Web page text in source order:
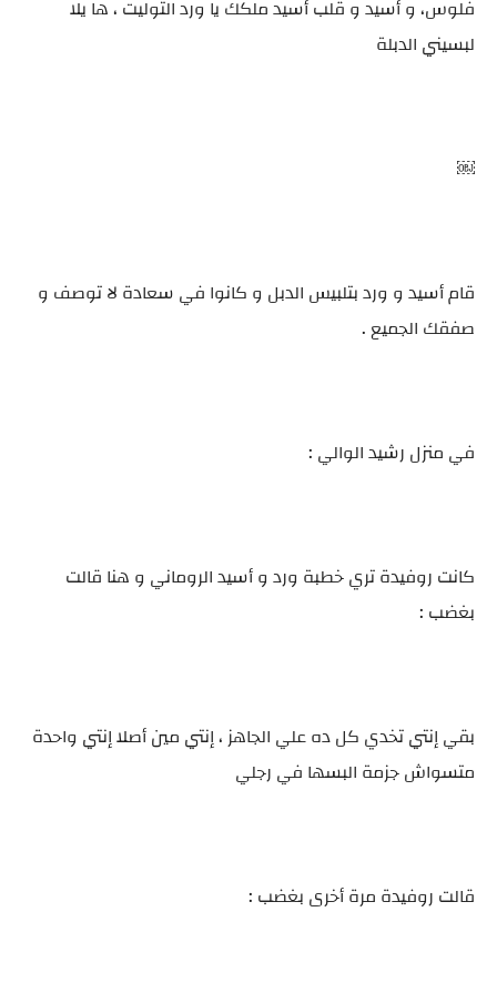
فلوس، و أسيد و قلب أسيد ملكك يا ورد التوليت ، ها يلا
لبسيني الدبلة
￼
قام أسيد و ورد بتلبيس الدبل و كانوا في سعادة لا توصف و
صفقك الجميع .
في منزل رشيد الوالي :
كانت روفيدة تري خطبة ورد و أسيد الروماني و هنا قالت
بغضب :
بقي إنتي تخدي كل ده علي الجاهز ، إنتي مين أصلا إنتي واحدة
متسواش جزمة البسها في رجلي
قالت روفيدة مرة أخرى بغضب :